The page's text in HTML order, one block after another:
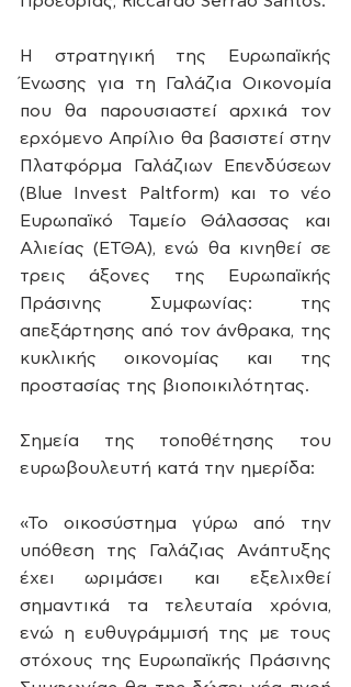
Η στρατηγική της Ευρωπαϊκής
Ένωσης για τη Γαλάζια Οικονομία
που θα παρουσιαστεί αρχικά τον
ερχόμενο Απρίλιο θα βασιστεί στην
Πλατφόρμα Γαλάζιων Επενδύσεων
(Blue Invest Paltform) και το νέο
Ευρωπαϊκό Ταμείο Θάλασσας και
Αλιείας (ΕΤΘΑ), ενώ θα κινηθεί σε
τρεις άξονες της Ευρωπαϊκής
Πράσινης Συμφωνίας: της
απεξάρτησης από τον άνθρακα, της
κυκλικής οικονομίας και της
προστασίας της βιοποικιλότητας.
Σημεία της τοποθέτησης του
ευρωβουλευτή κατά την ημερίδα:
«Το οικοσύστημα γύρω από την
υπόθεση της Γαλάζιας Ανάπτυξης
έχει ωριμάσει και εξελιχθεί
σημαντικά τα τελευταία χρόνια,
ενώ η ευθυγράμμισή της με τους
στόχους της Ευρωπαϊκής Πράσινης